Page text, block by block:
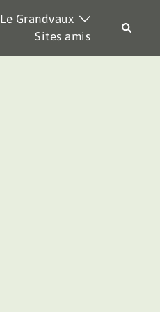
Le Grandvaux
Sites amis